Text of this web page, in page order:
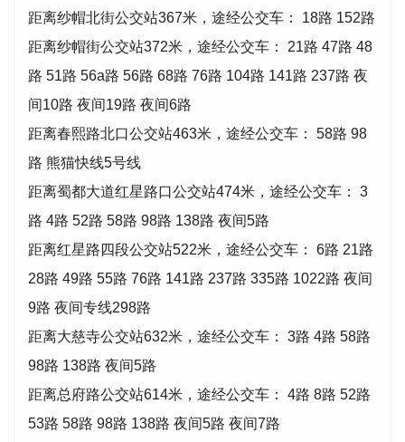
距离纱帽北街公交站367米，途经公交车： 18路 152路
距离纱帽街公交站372米，途经公交车： 21路 47路 48
路 51路 56a路 56路 68路 76路 104路 141路 237路 夜
间10路 夜间19路 夜间6路
距离春熙路北口公交站463米，途经公交车： 58路 98
路 熊猫快线5号线
距离蜀都大道红星路口公交站474米，途经公交车： 3
路 4路 52路 58路 98路 138路 夜间5路
距离红星路四段公交站522米，途经公交车： 6路 21路
28路 49路 55路 76路 141路 237路 335路 1022路 夜间
9路 夜间专线298路
距离大慈寺公交站632米，途经公交车： 3路 4路 58路
98路 138路 夜间5路
距离总府路公交站614米，途经公交车： 4路 8路 52路
53路 58路 98路 138路 夜间5路 夜间7路